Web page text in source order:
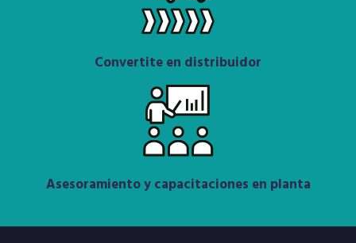
Convertite en distribuidor
Asesoramiento y capacitaciones en planta